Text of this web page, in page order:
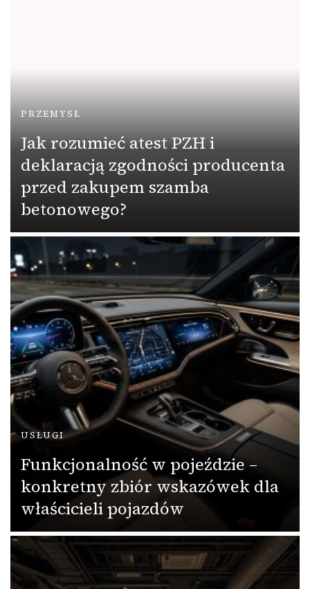
PRZEMYSŁ
Jak rozumieć atest PZH i
deklaracją zgodności producenta
przed zakupem szamba
betonowego?
USŁUGI
Funkcjonalność w pojeździe –
konkretny zbiór wskazówek dla
właścicieli pojazdów